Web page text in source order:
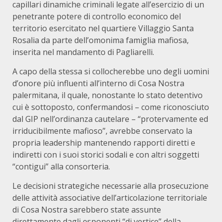
capillari dinamiche criminali legate all’esercizio di un
penetrante potere di controllo economico del
territorio esercitato nel quartiere Villaggio Santa
Rosalia da parte dell’omonima famiglia mafiosa,
inserita nel mandamento di Pagliarelli.
A capo della stessa si collocherebbe uno degli uomini
d’onore più influenti all’interno di Cosa Nostra
palermitana, il quale, nonostante lo stato detentivo
cui è sottoposto, confermandosi – come riconosciuto
dal GIP nell’ordinanza cautelare – “protervamente ed
irriducibilmente mafioso”, avrebbe conservato la
propria leadership mantenendo rapporti diretti e
indiretti con i suoi storici sodali e con altri soggetti
“contigui” alla consorteria.
Le decisioni strategiche necessarie alla prosecuzione
delle attività associative dell’articolazione territoriale
di Cosa Nostra sarebbero state assunte